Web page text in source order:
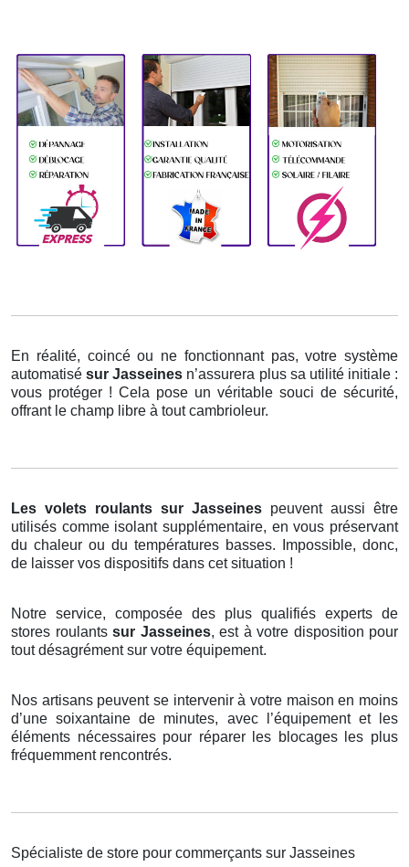
En réalité, coincé ou ne fonctionnant pas, votre système
automatisésur Jasseines n’assurera plus sa utilité initiale :
vous protéger ! Cela pose un véritable souci de sécurité,
offrant le champ libre à tout cambrioleur.
Les volets roulants sur Jasseines peuvent aussi être
utilisés comme isolant supplémentaire, en vous préservant
du chaleur ou du températures basses. Impossible, donc,
de laisser vos dispositifs dans cet situation !
Notre service, composée des plus qualifiés experts de
stores roulants sur Jasseines, est à votre disposition pour
tout désagrément sur votre équipement.
Nos artisans peuvent se intervenir à votre maison en moins
d’une soixantaine de minutes, avec l’équipement et les
éléments nécessaires pour réparer les blocages les plus
fréquemment rencontrés.
Spécialiste de store pour commerçants sur Jasseines